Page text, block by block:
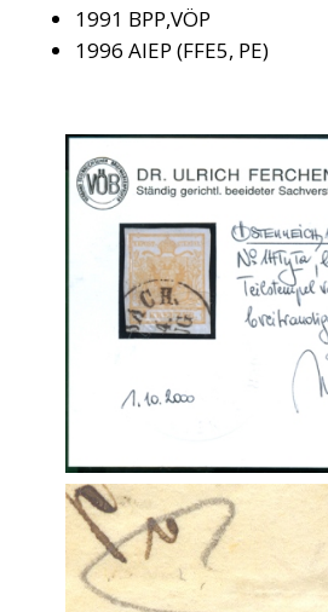
1991 BPP,VÖP
1996 AIEP (FFE5, PE)